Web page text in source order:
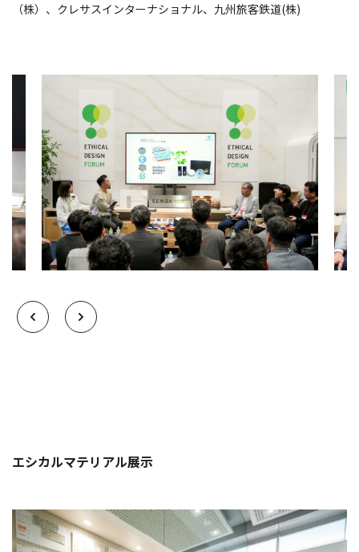
（株）、クレサスインターナショナル、九州旅客鉄道(株)
エシカルマテリアル展示